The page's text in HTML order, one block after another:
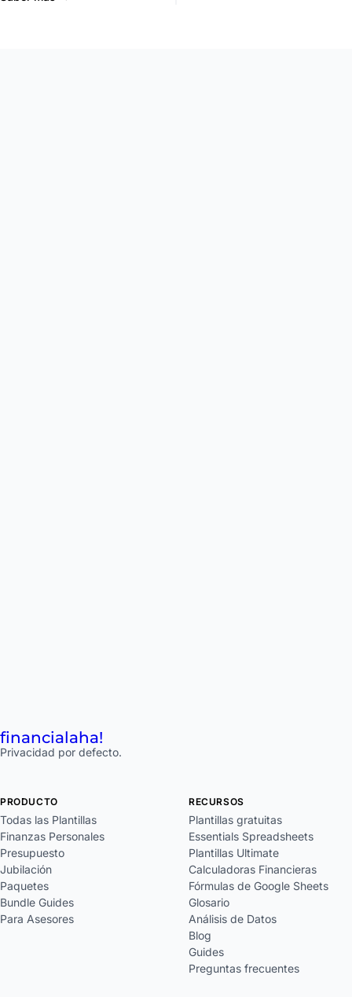
financialaha!
Privacidad por defecto.
PRODUCTO
Todas las Plantillas
Finanzas Personales
Presupuesto
Jubilación
Paquetes
Bundle Guides
Para Asesores
RECURSOS
Plantillas gratuitas
Essentials Spreadsheets
Plantillas Ultimate
Calculadoras Financieras
Fórmulas de Google Sheets
Glosario
Análisis de Datos
Blog
Guides
Preguntas frecuentes